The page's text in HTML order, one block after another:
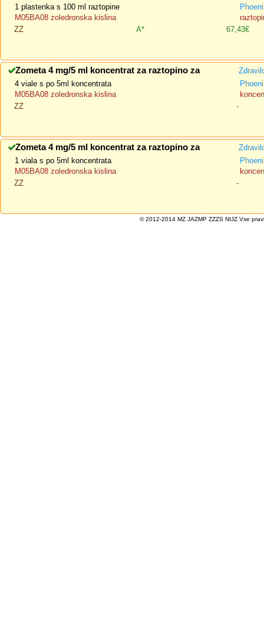
1 plastenka s 100 ml raztopine
M05BA08 zoledronska kislina
ZZ
A* 67,43€
Zometa 4 mg/5 ml koncentrat za raztopino za
4 viale s po 5ml koncentrata
M05BA08 zoledronska kislina
ZZ
-
Zometa 4 mg/5 ml koncentrat za raztopino za
1 viala s po 5ml koncentrata
M05BA08 zoledronska kislina
ZZ
-
© 2012-2014 MZ JAZMP ZZZS NIJZ Vse